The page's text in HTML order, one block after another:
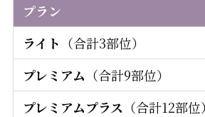
プラン
ライト （合計3部位）
プレミアム （合計9部位）
プレミアムプラス （合計12部位）